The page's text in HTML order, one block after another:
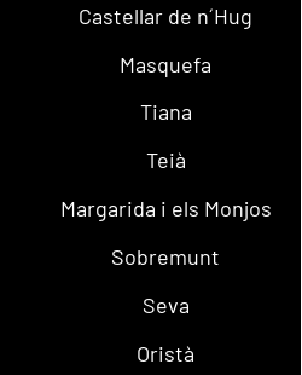
Castellar de n´Hug
Masquefa
Tiana
Teià
Margarida i els Monjos
Sobremunt
Seva
Oristà